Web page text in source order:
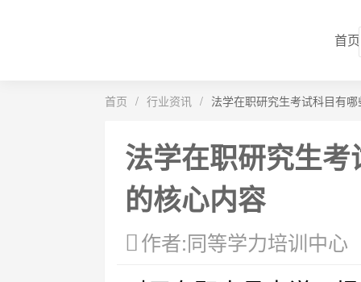
首页
首页 / 行业资讯 / 法学在职研究生考试科目有
法学在职研究生
的核心内容
作者:同等学力培训中心